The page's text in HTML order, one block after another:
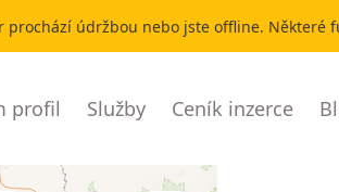
prochází údržbou nebo jste offline. Některé
profil Služby Ceník inzerce